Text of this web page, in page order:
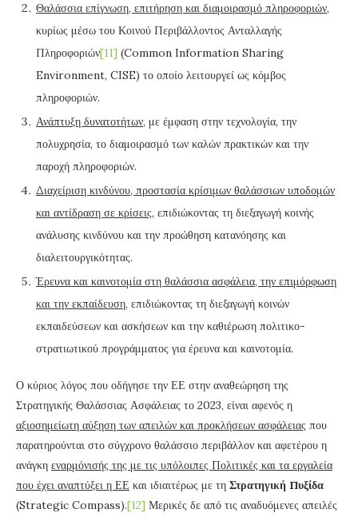
Θαλάσσια επίγνωση, επιτήρηση και διαμοιρασμό πληροφοριών,
κυρίως μέσω του Κοινού Περιβάλλοντος Ανταλλαγής
Πληροφοριών[11] (Common Information Sharing
Environment, CISE) το οποίο λειτουργεί ως κόμβος
πληροφοριών.
Ανάπτυξη δυνατοτήτων, με έμφαση στην τεχνολογία, την
πολυχρησία, το διαμοιρασμό των καλών πρακτικών και την
παροχή πληροφοριών.
Διαχείριση κινδύνου, προστασία κρίσιμων θαλάσσιων υποδομών
και αντίδραση σε κρίσεις, επιδιώκοντας τη διεξαγωγή κοινής
ανάλυσης κινδύνου και την προώθηση κατανόησης και
διαλειτουργικότητας.
Έρευνα και καινοτομία στη θαλάσσια ασφάλεια, την επιμόρφωση
και την εκπαίδευση, επιδιώκοντας τη διεξαγωγή κοινών
εκπαιδεύσεων και ασκήσεων και την καθιέρωση πολιτικο-
στρατιωτικού προγράμματος για έρευνα και καινοτομία.
Ο κύριος λόγος που οδήγησε την ΕΕ στην αναθεώρηση της
Στρατηγικής Θαλάσσιας Ασφάλειας το 2023, είναι αφενός η
αξιοσημείωτη αύξηση των απειλών και προκλήσεων ασφάλειας που
παρατηρούνται στο σύγχρονο θαλάσσιο περιβάλλον και αφετέρου η
ανάγκη εναρμόνισής της με τις υπόλοιπες Πολιτικές και τα εργαλεία
που έχει αναπτύξει η ΕΕ και ιδιαιτέρως με τη Στρατηγική Πυξίδα
(Strategic Compass).[12] Μερικές δε από τις αναδυόμενες απειλές